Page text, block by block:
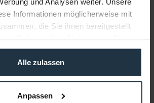
Informationen möglicherweise mit
die Sie ihnen bereitgestellt
Alle zulassen
Anpassen